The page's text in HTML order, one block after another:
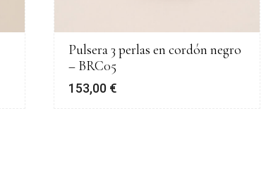
Pulsera 3 perlas en cordón negro
– BRC05
153,00 €